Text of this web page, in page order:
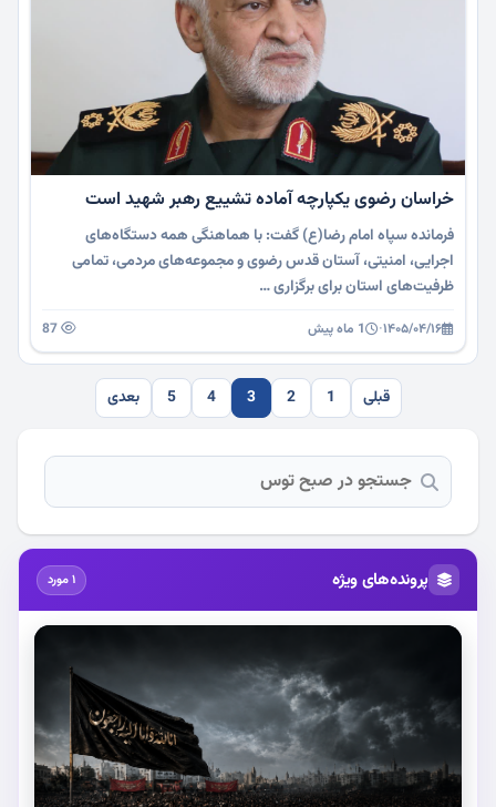
خراسان رضوی یکپارچه آماده تشییع رهبر شهید است
فرمانده سپاه امام رضا(ع) گفت: با هماهنگی همه دستگاه‌های
اجرایی، امنیتی، آستان قدس رضوی و مجموعه‌های مردمی، تمامی
ظرفیت‌های استان برای برگزاری …
۱۴۰۵/۰۴/۱۶· 1 ماه پیش
قبلی 1
2
3
4
5 بعدی
پرونده‌های ویژه 1 مورد